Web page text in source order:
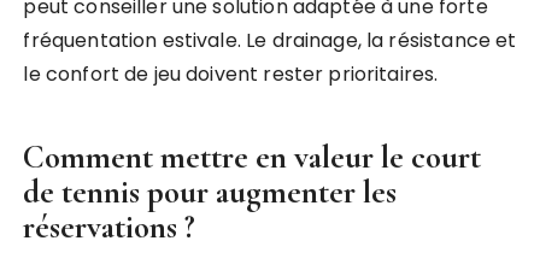
peut conseiller une solution adaptée à une forte
fréquentation estivale. Le drainage, la résistance et
le confort de jeu doivent rester prioritaires.
Comment mettre en valeur le court
de tennis pour augmenter les
réservations ?